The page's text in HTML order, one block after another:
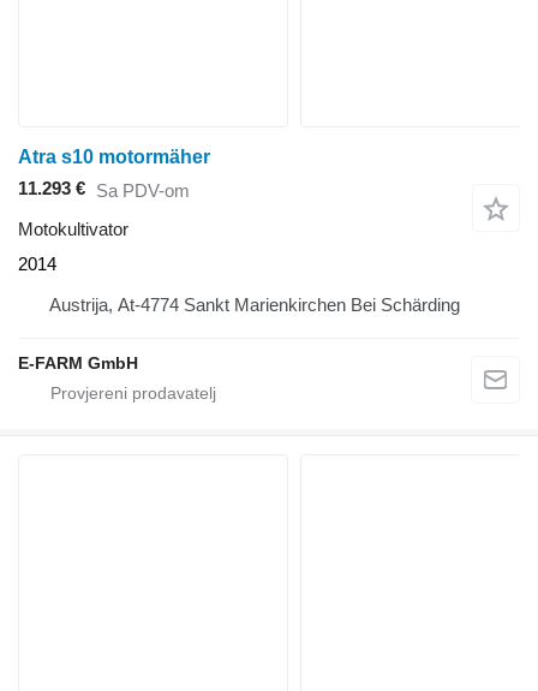
Atra s10 motormäher
11.293 € Sa PDV-om
Motokultivator
2014
Austrija, At-4774 Sankt Marienkirchen Bei Schärding
E-FARM GmbH